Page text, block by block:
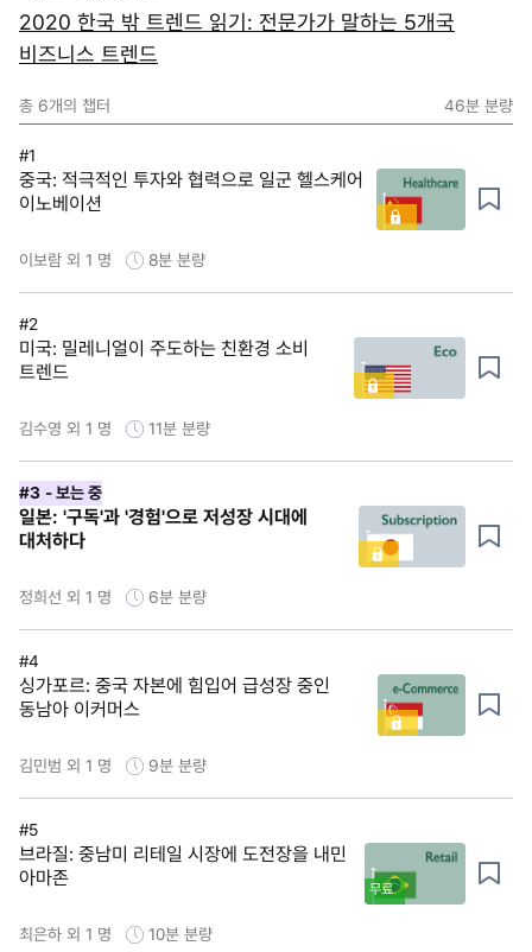
2020 한국 밖 트렌드 읽기: 전문가가 말하는 5개국
비즈니스 트렌드
총 6개의 챕터 46분 분량
#1
중국: 적극적인 투자와 협력으로 일군 헬스케어
이노베이션
이보람 외 1 명 8분 분량
#2
미국: 밀레니얼이 주도하는 친환경 소비
트렌드
김수영 외 1 명 11분 분량
#3 - 보는 중
일본: '구독'과 '경험'으로 저성장 시대에
대처하다
정희선 외 1 명 6분 분량
#4
싱가포르: 중국 자본에 힘입어 급성장 중인
동남아 이커머스
김민범 외 1 명 9분 분량
#5
브라질: 중남미 리테일 시장에 도전장을 내민
아마존
무료
최은하 외 1 명 10분 분량